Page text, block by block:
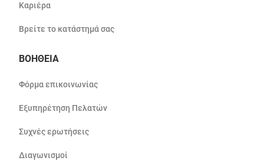
Καριέρα
Βρείτε το κατάστημά σας
ΒΟΗΘΕΙΑ
Φόρμα επικοινωνίας
Εξυπηρέτηση Πελατών
Συχνές ερωτήσεις
Διαγωνισμοί